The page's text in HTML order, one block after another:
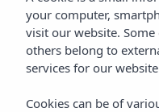
Situatie
Vibra
your computer,
visit our website.
others belong to
services for our
Cookies can be of